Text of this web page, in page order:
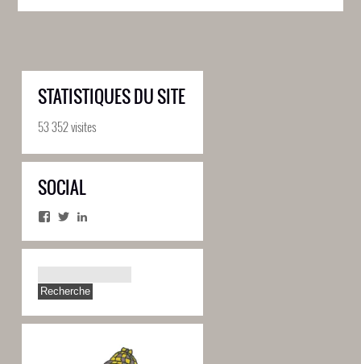
STATISTIQUES DU SITE
53 352 visites
SOCIAL
Facebook
Twitter